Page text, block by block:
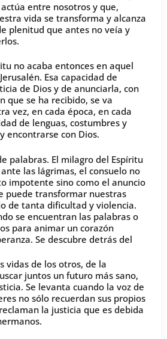
entre nosotros y que,
vida se transforma y alcanza
plenitud que antes no veía y
no acaba entonces en aquel
Esa capacidad de
de Dios y de anunciarla, con
que se ha recibido, se va
vez, en cada época, en cada
de lenguas, costumbres y
encontrarse con Dios.
palabras. El milagro del Espíritu
las lágrimas, el consuelo no
impotente sino como el anuncio
puede transformar nuestras
de tanta dificultad y violencia.
se encuentran las palabras o
para animar un corazón
Se descubre detrás del
vidas de los otros, de la
juntos un futuro más sano,
Se levanta cuando la voz de
no sólo recuerdan sus propios
la justicia que es debida